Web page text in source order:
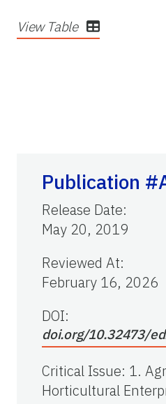
View Table
Publication
Release Date:
May 20, 2019
Reviewed At:
February 16, 2026
DOI:
doi.org/10.32473/
Critical Issue: 1.
Horticultural